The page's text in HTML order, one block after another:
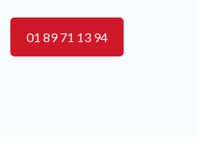
01 89 71 13 94